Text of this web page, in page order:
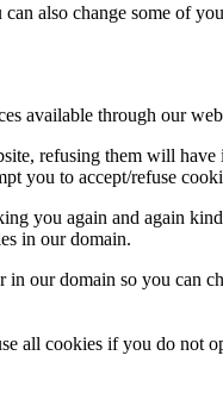
also change some of
available through our
refusing them will
you to accept/refuse
you again and again
in our domain.
our domain so you can
all cookies if you do